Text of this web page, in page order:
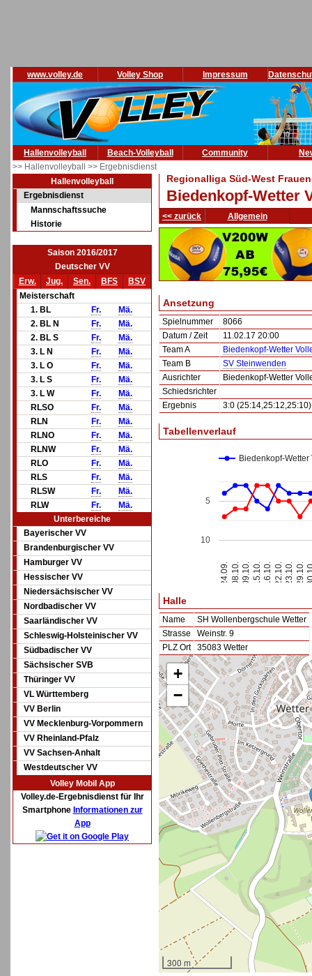
www.volley.de Volley Shop Impressum
Hallenvolleyball Beach-Volleyball Community
>> Hallenvolleyball >> Ergebnisdienst
Hallenvolleyball
Ergebnisdienst
Mannschaftssuche
Historie
Saison 2016/2017
Deutscher VV
Erw.
Jug. Sen. BFS
BSV
Meisterschaft
1. BL
Fr.
Mä.
2. BL N
Fr.
Mä.
2. BL S
Fr.
Mä.
3. L N
Fr.
Mä.
3. L O
Fr.
Mä.
3. L S
Fr.
Mä.
3. L W
Fr.
Mä.
RLSO
Fr.
Mä.
RLN
Fr.
Mä.
RLNO
Fr.
Mä.
RLNW
Fr.
Mä.
RLO
Fr.
Mä.
RLS
Fr.
Mä.
RLSW
Fr.
Mä.
RLW
Fr.
Mä.
Unterbereiche
Bayerischer VV
Brandenburgischer VV
Hamburger VV
Hessischer VV
Niedersächsischer VV
Nordbadischer VV
Saarländischer VV
Schleswig-Holsteinischer VV
Südbadischer VV
Sächsischer SVB
Thüringer VV
VL Württemberg
VV Berlin
VV Mecklenburg-Vorpommern
VV Rheinland-Pfalz
VV Sachsen-Anhalt
Westdeutscher VV
Volley Mobil App
Volley.de-Ergebnisdienst für Ihr
Smartphone Informationen zur
App
Regionalliga Süd-West
Biedenkopf-Wetter
<< zurück Allgemein
Ansetzung
Spielnummer
8066
Datum / Zeit
11.02.17 20:00
Team A
Biedenkopf-Wetter
Team B
SV Steinwenden
Ausrichter
Biedenkopf-Wetter
Schiedsrichter
Ergebnis
3:0 (25:14,25:12,25:10)
Tabellenverlauf
Biedenkopf-Wetter
24.09. 08.10.09.10. 15.10.16.10. 22.10.23.10. 29.10.
5
10
Halle
Name
SH Wollenbergschule Wetter
Strasse
Weinstr. 9
PLZ Ort
35083 Wetter
+
−
300 m